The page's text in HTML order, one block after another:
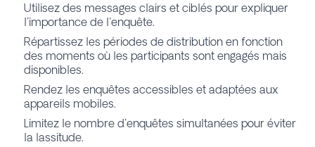
Utilisez des messages clairs et ciblés pour expliquer
l'importance de l'enquête.
Répartissez les périodes de distribution en fonction
des moments où les participants sont engagés mais
disponibles.
Rendez les enquêtes accessibles et adaptées aux
appareils mobiles.
Limitez le nombre d'enquêtes simultanées pour éviter
la lassitude.